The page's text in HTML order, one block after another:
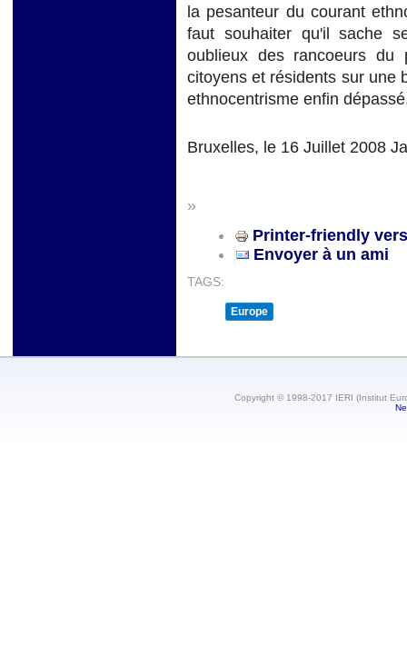
la pesanteur du courant
faut souhaiter qu'il sache
oublieux des rancoeurs
citoyens et résidents sur une
ethnocentrisme enfin
Bruxelles, le 16 Juillet 2008
»
Printer-friendly
Envoyer à un ami
TAGS:
Europe
Copyright © 1998-2017 IERI (Institut